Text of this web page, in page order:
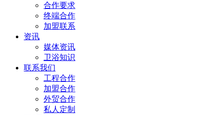
合作要求
终端合作
加盟联系
资讯
媒体资讯
卫浴知识
联系我们
工程合作
加盟合作
外贸合作
私人定制